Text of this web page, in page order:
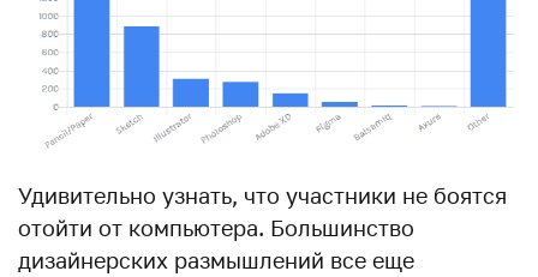
Удивительно узнать, что участники не боятся
отойти от компьютера. Большинство
дизайнерских размышлений все еще